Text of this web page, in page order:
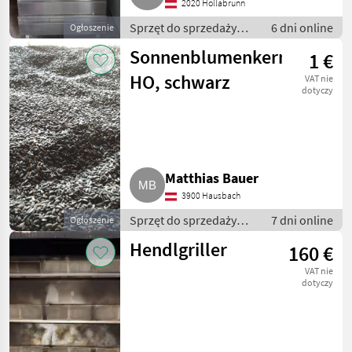
Ogłoszenie
2020 Hollabrunn
Sprzęt do sprzedaży
pośredniej / Inny sprzęt
do sprzedaży
pośredniej
6 dni online
Ogłoszenie
Sonnenblumenkerne
HO, schwarz
1 €
VAT nie
dotyczy
Matthias Bauer
3900 Hausbach
Sprzęt do sprzedaży
pośredniej / Inny sprzęt
do sprzedaży
7 dni online
Hendlgriller 160 €
VAT nie
dotyczy